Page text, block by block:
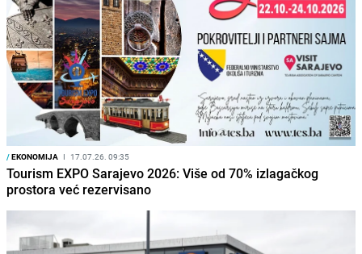
/EKONOMIJA I 17.07.26. 09:35
Tourism EXPO Sarajevo 2026: Više od 70% izlagačkog
prostora već rezervisano